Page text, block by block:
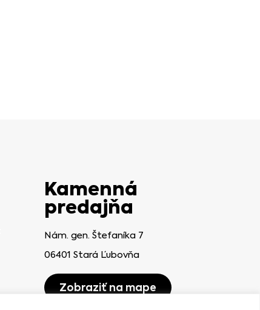
Kamenná
predajňa
Nám. gen. Štefaníka 7
06401 Stará Ľubovňa
Zobraziť na mape